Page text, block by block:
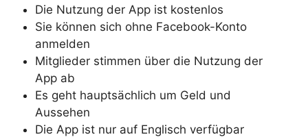
Die Nutzung der App ist kostenlos
Sie können sich ohne Facebook-Konto
anmelden
Mitglieder stimmen über die Nutzung der
App ab
Es geht hauptsächlich um Geld und
Aussehen
Die App ist nur auf Englisch verfügbar